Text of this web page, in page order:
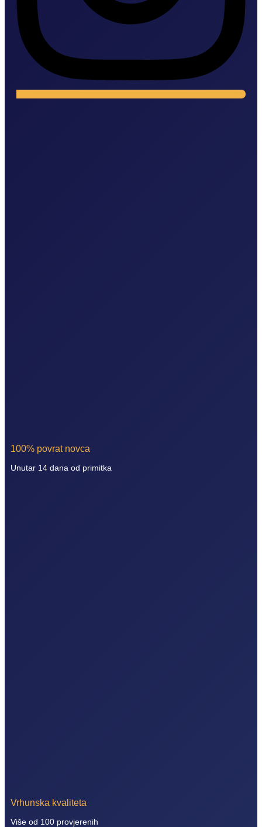
100% povrat novca
Unutar 14 dana od primitka
Vrhunska kvaliteta
Više od 100 provjerenih